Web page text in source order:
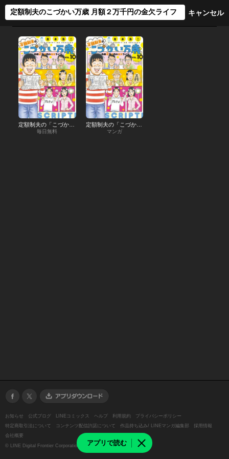
アプリで読む
毎日無料
定額制夫の「こづかい万歳」 月額２万千円の金欠ライフ
マンガ
お知らせ 公式ブログ LINEコミックス ヘルプ 利用規約
プライバシーポリシー
特定商取引法について
コンテンツ配信許諾について 作品持ち込み/ LINEマンガ編集部
採用情報
会社概要
© LINE Digital Frontier Corporation